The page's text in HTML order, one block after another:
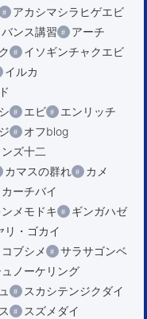
アカシマシラヒゲエビ
ンス講習
アーチ
イソギンチャクエビ
イルカ
エビ
エンリッチ
オフblog
ズ十二
カマスの群れ
カメ
カーチバイ
メモドキ
ギンガハゼ
リ・ゴカイ
コブシメ
サラサゴンベ
ュノーケリング
スカシテンジクダイ
スズメダイ